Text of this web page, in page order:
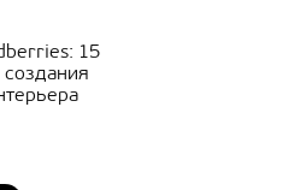
15
создания